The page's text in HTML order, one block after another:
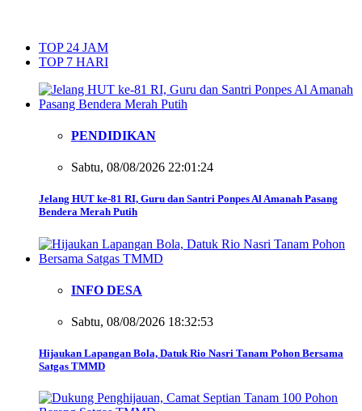
TOP 24 JAM
TOP 7 HARI
PENDIDIKAN
Sabtu, 08/08/2026 22:01:24
Jelang HUT ke-81 RI, Guru dan Santri Ponpes Al Amanah Pasang
Bendera Merah Putih
INFO DESA
Sabtu, 08/08/2026 18:32:53
Hijaukan Lapangan Bola, Datuk Rio Nasri Tanam Pohon Bersama
Satgas TMMD